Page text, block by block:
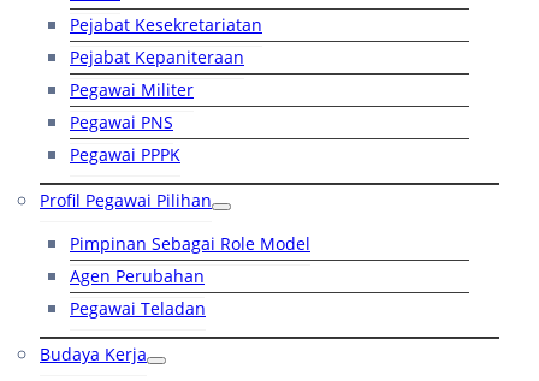
Pejabat Kesekretariatan
Pejabat Kepaniteraan
Pegawai Militer
Pegawai PNS
Pegawai PPPK
Profil Pegawai Pilihan
Pimpinan Sebagai Role Model
Agen Perubahan
Pegawai Teladan
Budaya Kerja